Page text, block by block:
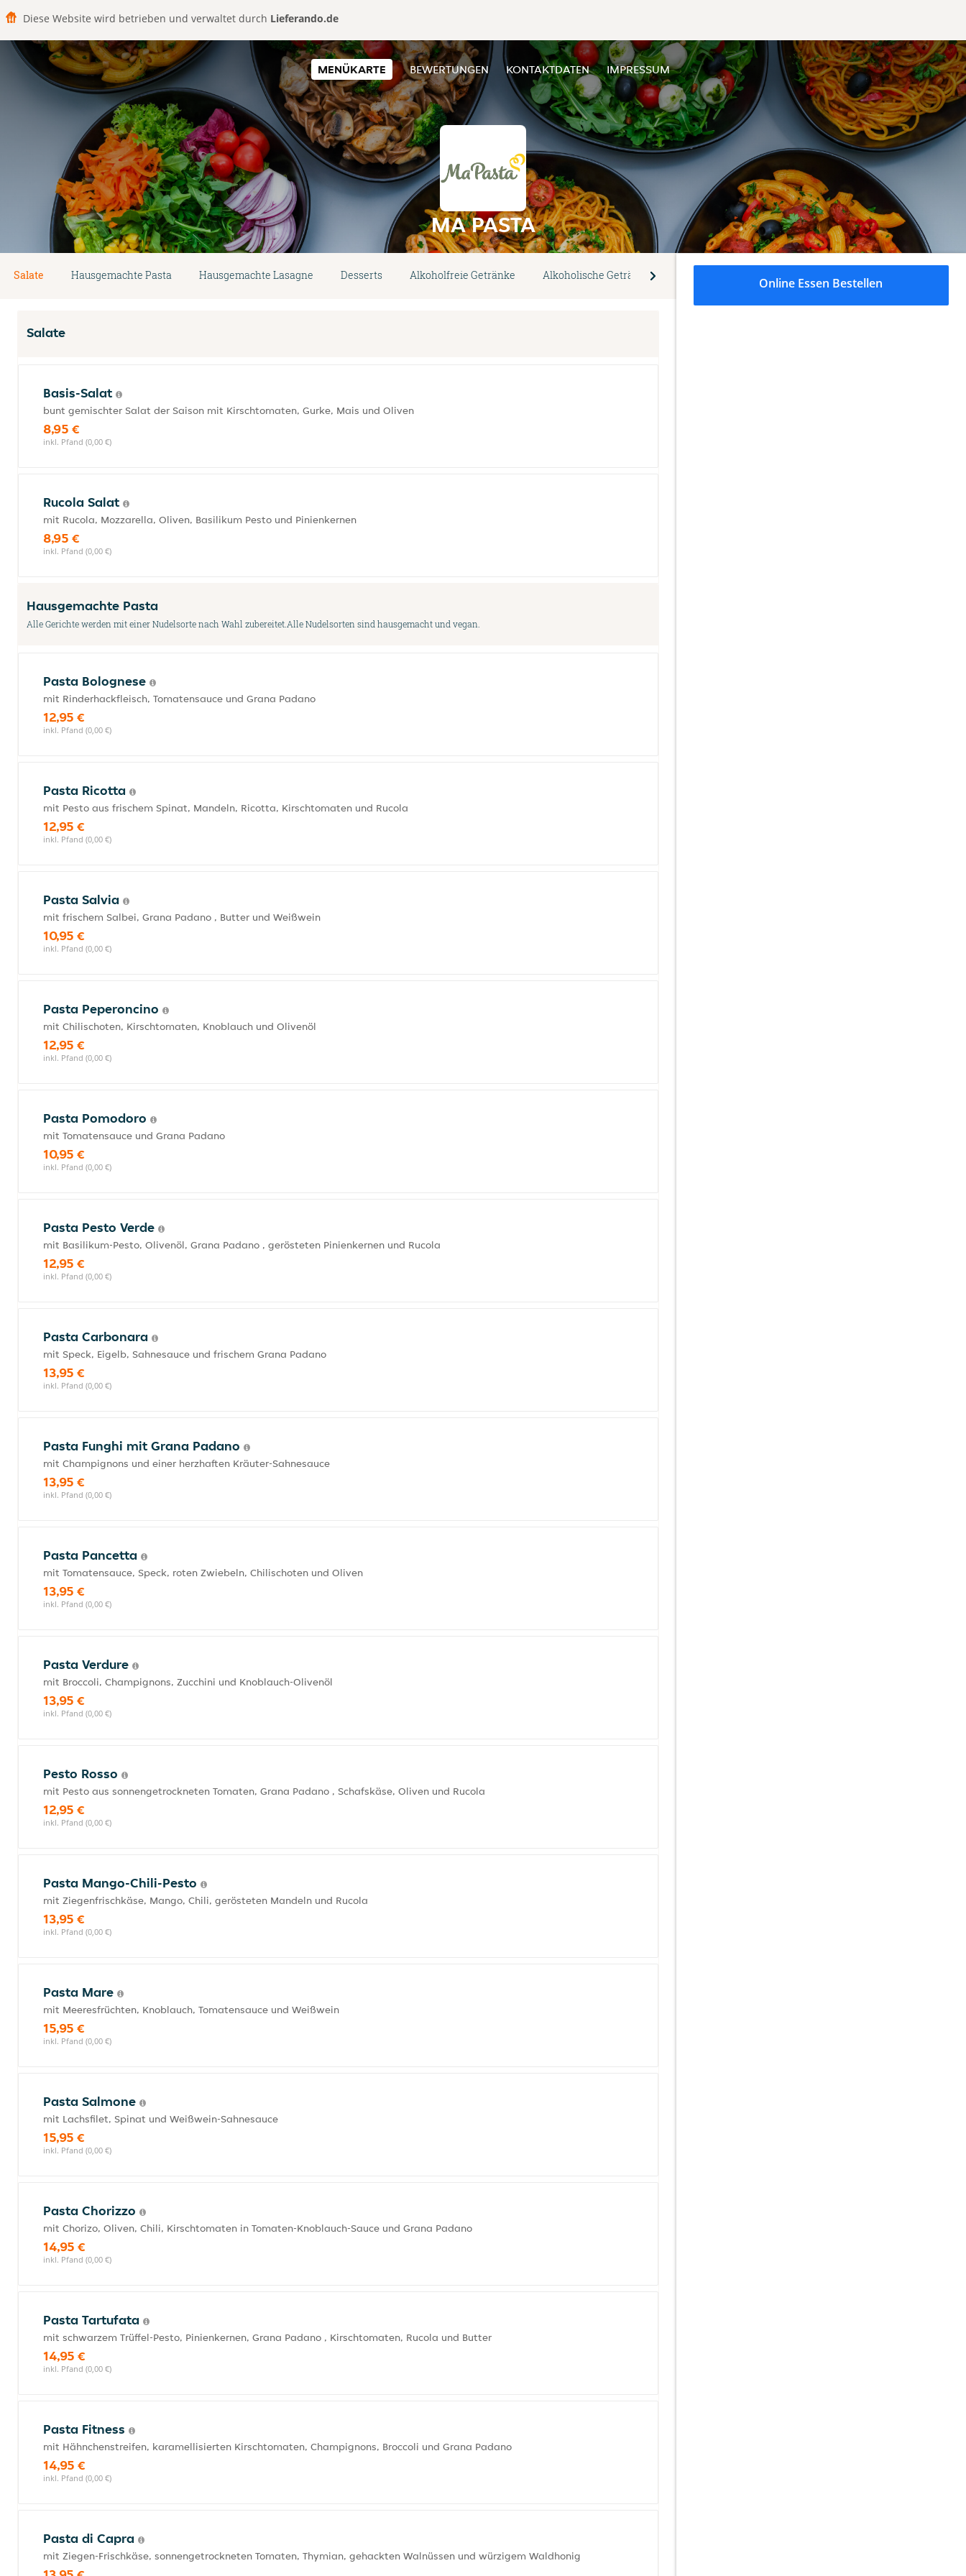
Diese Website wird betrieben und verwaltet durch Lieferando.de
MENÜKARTE BEWERTUNGEN KONTAKTDATEN IMPRESSUM
MA PASTA
Salate Hausgemachte Pasta Hausgemachte Lasagne Desserts Alkoholfreie Getränke Alkoholische Getränke
Salate
Basis-Salat
bunt gemischter Salat der Saison mit Kirschtomaten, Gurke, Mais und Oliven
8,95 €
inkl. Pfand (0,00 €)
Rucola Salat
mit Rucola, Mozzarella, Oliven, Basilikum Pesto und Pinienkernen
8,95 €
inkl. Pfand (0,00 €)
Hausgemachte Pasta
Alle Gerichte werden mit einer Nudelsorte nach Wahl zubereitet.Alle Nudelsorten sind hausgemacht und vegan.
Pasta Bolognese
mit Rinderhackfleisch, Tomatensauce und Grana Padano
12,95 €
inkl. Pfand (0,00 €)
Pasta Ricotta
mit Pesto aus frischem Spinat, Mandeln, Ricotta, Kirschtomaten und Rucola
12,95 €
inkl. Pfand (0,00 €)
Pasta Salvia
mit frischem Salbei, Grana Padano , Butter und Weißwein
10,95 €
inkl. Pfand (0,00 €)
Pasta Peperoncino
mit Chilischoten, Kirschtomaten, Knoblauch und Olivenöl
12,95 €
inkl. Pfand (0,00 €)
Pasta Pomodoro
mit Tomatensauce und Grana Padano
10,95 €
inkl. Pfand (0,00 €)
Pasta Pesto Verde
mit Basilikum-Pesto, Olivenöl, Grana Padano , gerösteten Pinienkernen und Rucola
12,95 €
inkl. Pfand (0,00 €)
Pasta Carbonara
mit Speck, Eigelb, Sahnesauce und frischem Grana Padano
13,95 €
inkl. Pfand (0,00 €)
Pasta Funghi mit Grana Padano
mit Champignons und einer herzhaften Kräuter-Sahnesauce
13,95 €
inkl. Pfand (0,00 €)
Pasta Pancetta
mit Tomatensauce, Speck, roten Zwiebeln, Chilischoten und Oliven
13,95 €
inkl. Pfand (0,00 €)
Pasta Verdure
mit Broccoli, Champignons, Zucchini und Knoblauch-Olivenöl
13,95 €
inkl. Pfand (0,00 €)
Pesto Rosso
mit Pesto aus sonnengetrockneten Tomaten, Grana Padano , Schafskäse, Oliven und Rucola
12,95 €
inkl. Pfand (0,00 €)
Pasta Mango-Chili-Pesto
mit Ziegenfrischkäse, Mango, Chili, gerösteten Mandeln und Rucola
13,95 €
inkl. Pfand (0,00 €)
Pasta Mare
mit Meeresfrüchten, Knoblauch, Tomatensauce und Weißwein
15,95 €
inkl. Pfand (0,00 €)
Pasta Salmone
mit Lachsfilet, Spinat und Weißwein-Sahnesauce
15,95 €
inkl. Pfand (0,00 €)
Pasta Chorizzo
mit Chorizo, Oliven, Chili, Kirschtomaten in Tomaten-Knoblauch-Sauce und Grana Padano
14,95 €
inkl. Pfand (0,00 €)
Pasta Tartufata
mit schwarzem Trüffel-Pesto, Pinienkernen, Grana Padano , Kirschtomaten, Rucola und Butter
14,95 €
inkl. Pfand (0,00 €)
Pasta Fitness
mit Hähnchenstreifen, karamellisierten Kirschtomaten, Champignons, Broccoli und Grana Padano
14,95 €
inkl. Pfand (0,00 €)
Pasta di Capra
mit Ziegen-Frischkäse, sonnengetrockneten Tomaten, Thymian, gehackten Walnüssen und würzigem Waldhonig
Online Essen Bestellen